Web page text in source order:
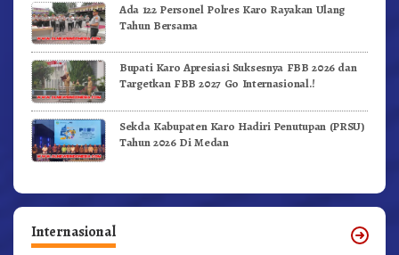
Ada 122 Personel Polres Karo Rayakan Ulang
Tahun Bersama
Bupati Karo Apresiasi Suksesnya FBB 2026 dan
Targetkan FBB 2027 Go Internasional.!
Sekda Kabupaten Karo Hadiri Penutupan (PRSU)
Tahun 2026 Di Medan
Internasional